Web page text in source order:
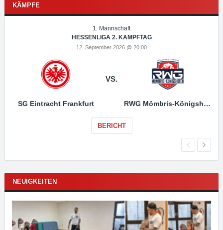
KÄMPFE
1. Mannschaft
HESSENLIGA 2. KAMPFTAG
12. September 2026 @ 20:00
SG Eintracht Frankfurt
VS.
RWG Mömbris-Königshofen
BERICHT
NEUIGKEITEN